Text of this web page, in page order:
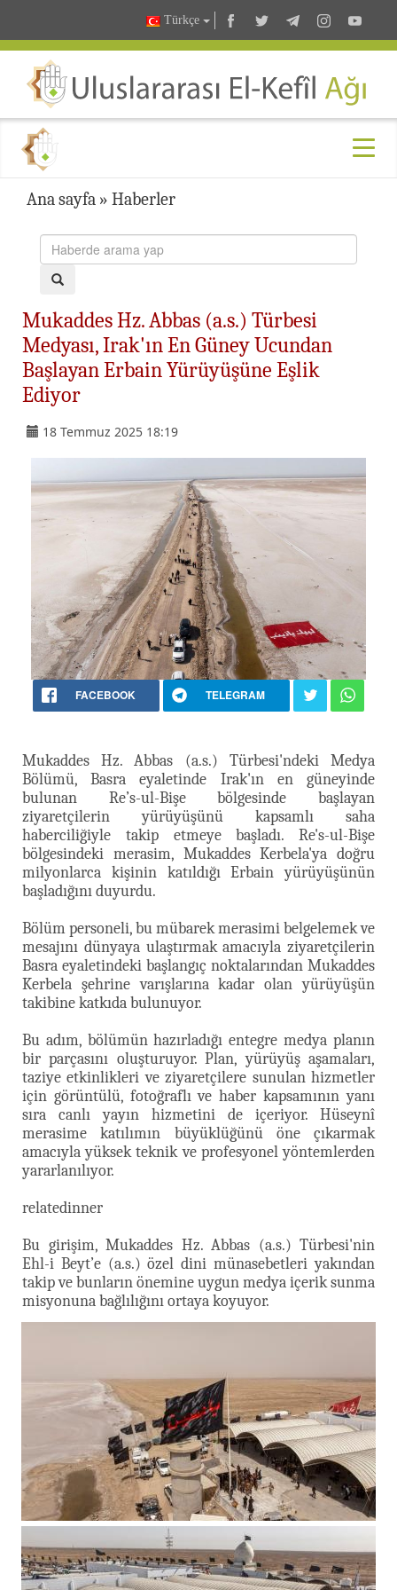
Türkçe
Ana sayfa » Haberler
Mukaddes Hz. Abbas (a.s.) Türbesi
Medyası, Irak'ın En Güney Ucundan
Başlayan Erbain Yürüyüşüne Eşlik
Ediyor
18 Temmuz 2025 18:19
FACEBOOK TELEGRAM
Mukaddes Hz. Abbas (a.s.) Türbesi'ndeki Medya
Bölümü, Basra eyaletinde Irak'ın en güneyinde
bulunan
Re’s-ul-Bişe bölgesinde başlayan
ziyaretçilerin yürüyüşünü kapsamlı saha
haberciliğiyle takip etmeye başladı. Re's-ul-Bişe
bölgesindeki merasim, Mukaddes Kerbela'ya doğru
milyonlarca kişinin katıldığı Erbain yürüyüşünün
başladığını duyurdu.
Bölüm personeli, bu mübarek merasimi belgelemek ve
mesajını dünyaya ulaştırmak amacıyla ziyaretçilerin
Basra eyaletindeki başlangıç noktalarından Mukaddes
Kerbela şehrine varışlarına kadar olan yürüyüşün
takibine katkıda bulunuyor.
Bu adım, bölümün hazırladığı entegre medya planın
bir parçasını oluşturuyor. Plan, yürüyüş aşamaları,
taziye etkinlikleri ve ziyaretçilere sunulan hizmetler
için görüntülü, fotoğraflı ve haber kapsamının yanı
sıra canlı yayın hizmetini de içeriyor.
Hüseynî
merasime katılımın büyüklüğünü öne çıkarmak
amacıyla yüksek teknik ve profesyonel yöntemlerden
yararlanılıyor.
relatedinner
Bu girişim, Mukaddes Hz. Abbas (a.s.) Türbesi'nin
Ehl-i Beyt’e (a.s.) özel dini münasebetleri yakından
takip ve bunların önemine uygun medya içerik sunma
misyonuna bağlılığını ortaya koyuyor.